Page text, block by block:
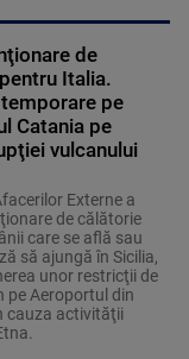
de
Italia.
pe
Catania pe
vulcanului
Externe a
de călătorie
care se află sau
să ajungă în Sicilia,
unor restricţii de
pe Aeroportul din
cauza activităţii